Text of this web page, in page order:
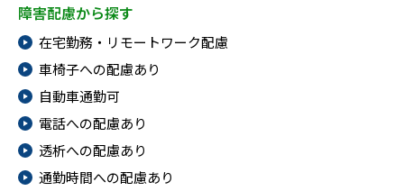
障害配慮から探す
在宅勤務・リモートワーク配慮
車椅子への配慮あり
自動車通勤可
電話への配慮あり
透析への配慮あり
通勤時間への配慮あり